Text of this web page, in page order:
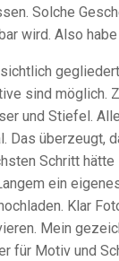
Solche
wird. Also
sind möglich.
und Stiefel.
Das überzeugt,
Schritt
ein
Klar
Mein
für Motiv und